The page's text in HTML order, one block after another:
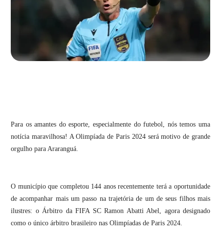
Para os amantes do esporte, especialmente do futebol, nós temos uma
notícia maravilhosa! A Olimpíada de Paris 2024 será motivo de grande
orgulho para Araranguá.
O município que completou 144 anos recentemente terá a oportunidade
de acompanhar mais um passo na trajetória de um de seus filhos mais
ilustres: o Árbitro da FIFA SC Ramon Abatti Abel, agora designado
como o único árbitro brasileiro nas Olimpíadas de Paris 2024.